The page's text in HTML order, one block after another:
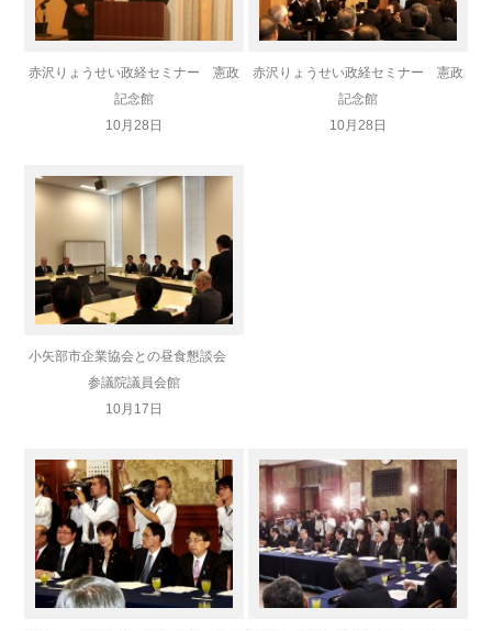
赤沢りょうせい政経セミナー 憲政
記念館
10月28日
赤沢りょうせい政経セミナー 憲政
記念館
10月28日
小矢部市企業協会との昼食懇談会
参議院議員会館
10月17日